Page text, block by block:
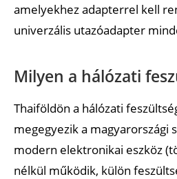
amelyekhez adapterrel kell
univerzális utazóadapter
Milyen a hálózati
Thaiföldön a hálózati
megegyezik a magyarországi
modern elektronikai eszköz
nélkül működik, külön